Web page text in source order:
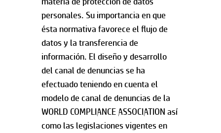
personales. Su importancia en que
ésta normativa favorece el flujo de
datos y la transferencia de
información. El diseño y desarrollo
del canal de denuncias se ha
efectuado teniendo en cuenta el
modelo de canal de denuncias de la
WORLD COMPLIANCE ASSOCIATION así
como las legislaciones vigentes en